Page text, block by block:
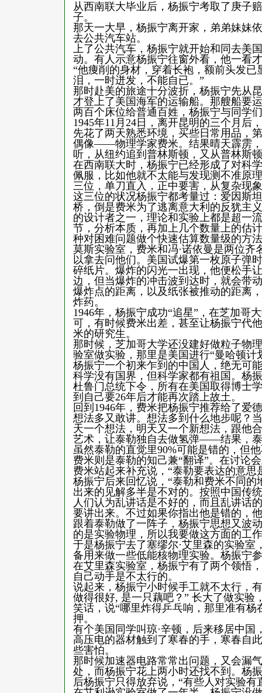
从西南联大毕业后，杨振宁考取了庚子
子。
那天一大早，杨振宁离开家，弟弟妹妹
去公共汽车站。
上了公共汽车，杨振宁就开始和同去美
动。有人示意杨振宁往窗外看，他一
“他痩削的身材，穿着长袍，额前头发
泪，一时迸发，不能自已。”
那时赴美的旅途十分波折，杨振宁先从
才登上了美国海军的运输船。那艘船要
两百个床位给普通百姓，杨振宁与同学
1945年11月24日，离开昆明的三个月后
先花了两天熟悉环境，买些日常用品，
偶像——物理学家费米。结果晴天霹雳
听，从纽约追到普林斯顿，又从普林斯
在西南联大时，杨振宁已经形成了对科
佩服，比如他就不太能与发现测不准原
三位，单刀直入，正中要害，从复杂现
这三位的状况杨振宁都考量过：爱因斯
桥，倒是费米为了逃离意大利的反犹主
的设计者之一，理论和实验上都是超一
节，分析本质，再加上几个数量上的
种对困难问题做个快速估算数量级的方
莫斯实验室，费米和冯·诺依曼是两位
以拿去问他们。美国试爆第一枚原子弹
碎纸片。爆炸的闪光一出现，他便松
边，但当爆炸的冲击波到达时，就会带
爆炸点的距离，以及纸张被推动的距离
炸药。
1946年，杨振宁成功“追星”，在芝加哥
可，有时候费米出差，甚至让杨振宁代
米的研究生。
那时候，芝加哥大学还没建好做粒子物
验室做实验，那里是美国进行“曼哈顿
杨振宁一个初来乍到的中国人，绝无可
科学没有国界，但科学家都有祖国。杨
杜鲁门总统下令，所有在美国取得博士
到自己要26年后才能再次踏上故土。
回到1946年，费米把杨振宁推荐给了爱
想法多又敢讲。想法多到什么地步呢？
天一个想法，明天又一个新想法，跟他
艺术，让泰勒独自去做氢弹——结果，
虽然泰勒的直觉里90%可能是错的，但
费米则是泰勒的知己兼“翻译”。在讨论
费米站起来补充说，“泰勒要表达的意
杨振宁后来回忆说，“泰勒和费米不同
出来的见解多半是不对的。按照中国传
人们认为乱讲话是不好的，而且乱讲话
要讲出来。不过如果你指出他是错的，
跟着泰勒做了一阵子，杨振宁思想又波
的是实验物理，所以我要做这方面的工
于是杨振宁去了塞缪尔·艾里森的实验
备用来做一些低能核物理实验。杨振宁
在艾里森实验室，杨振宁有了两个领悟
自己动手是不太行的。
说起来，杨振宁小时候手工就不太行，
做得很好, 是一只藕吧？” 长大了做实验
笑话，说“哪里炸得乒乓响，那里准有杨
押。
有个美国同学叫琼·辛顿，后来移居中
高压电的器材触到了寒春的手，寒春自
些害怕。
那时候加速器电路常常出问题，又会漏
处，而杨振宁花上两小时还找不到。杨
后杨振宁只得放弃说，“有些人对实验